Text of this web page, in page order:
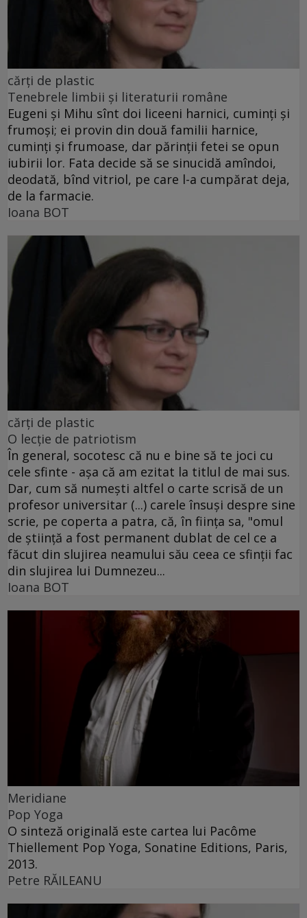
cărţi de plastic
Tenebrele limbii şi literaturii române
Eugeni şi Mihu sînt doi liceeni harnici, cuminţi şi
frumoşi; ei provin din două familii harnice,
cuminţi şi frumoase, dar părinţii fetei se opun
iubirii lor. Fata decide să se sinucidă amîndoi,
deodată, bînd vitriol, pe care l-a cumpărat deja,
de la farmacie.
Ioana BOT
cărţi de plastic
O lecţie de patriotism
În general, socotesc că nu e bine să te joci cu
cele sfinte - aşa că am ezitat la titlul de mai sus.
Dar, cum să numeşti altfel o carte scrisă de un
profesor universitar (...) carele însuşi despre sine
scrie, pe coperta a patra, că, în fiinţa sa, "omul
de ştiinţă a fost permanent dublat de cel ce a
făcut din slujirea neamului său ceea ce sfinţii fac
din slujirea lui Dumnezeu...
Ioana BOT
Meridiane
Pop Yoga
O sinteză originală este cartea lui Pacôme
Thiellement Pop Yoga, Sonatine Editions, Paris,
2013.
Petre RĂILEANU